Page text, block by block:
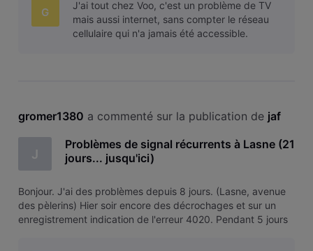
créditG
J'ai tout chez Voo, c'est un problème de TV
mais aussi internet, sans compter le réseau
cellulaire qui n'a jamais été accessible.
gromer1380 a commenté sur la publication de jaf
J
Problèmes de signal récurrents à Lasne (21
jours... jusqu'ici)
Bonjour. J'ai des problèmes depuis 8 jours. (Lasne, avenue
des pèlerins) Hier soir encore des décrochages et sur un
enregistrement indication de l'erreur 4020. Pendant 5 jours